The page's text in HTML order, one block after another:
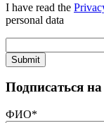
I have read the
personal data
Submit
Подписаться
ФИО*